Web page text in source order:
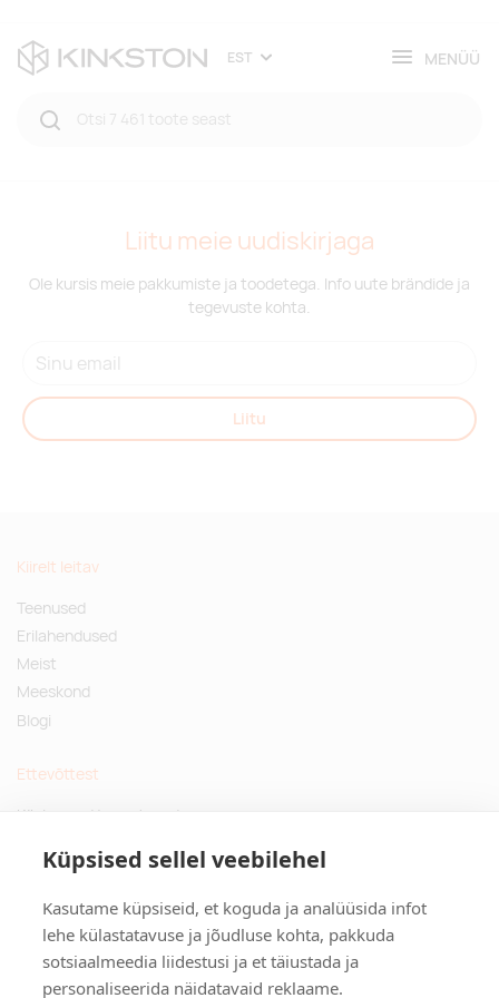
Küpsised sellel veebilehel
Kasutame küpsiseid, et koguda ja analüüsida infot
lehe külastatavuse ja jõudluse kohta, pakkuda
sotsiaalmeedia liidestusi ja et täiustada ja
personaliseerida näidatavaid reklaame.
EST MENÜÜ
Liitu meie uudiskirjaga
Ole kursis meie pakkumiste ja toodetega. Info uute brändide ja
tegevuste kohta.
Liitu
Kiirelt leitav
Teenused
Erilahendused
Meist
Meeskond
Blogi
Ettevõttest
Küsimused ja vastused
Privaatsuspoliitika
Kontakt
Tulika põik 3, Tallinn
info@kinkston.ee